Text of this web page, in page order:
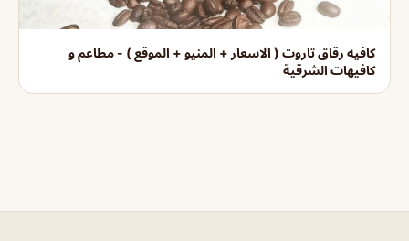
كافيه رقاق تاروت ( الاسعار + المنيو + الموقع ) - مطاعم و
كافيهات الشرقية